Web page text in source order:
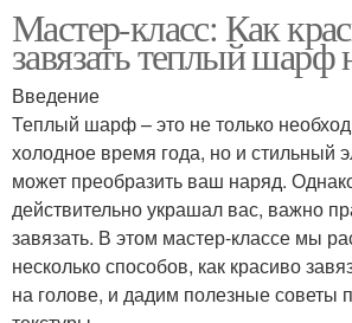
Мастер-класс: Как
завязать теплый шарф
Введение
Теплый шарф – это не только
холодное время года, но и стильный
может преобразить ваш наряд.
действительно украшал вас, важно
завязать. В этом мастер-классе мы
несколько способов, как красиво
на голове, и дадим полезные советы